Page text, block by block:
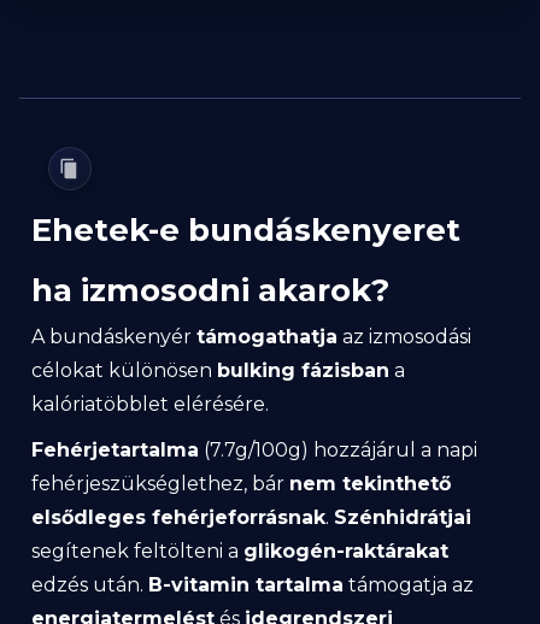
Ehetek-e bundáskenyeret
ha izmosodni akarok?
A bundáskenyér támogathatja az izmosodási
célokat különösen bulking fázisban a
kalóriatöbblet elérésére.
Fehérjetartalma (7.7g/100g) hozzájárul a napi
fehérjeszükséglethez, bár nem tekinthető
elsődleges fehérjeforrásnak. Szénhidrátjai
segítenek feltölteni a glikogén-raktárakat
edzés után. B-vitamin tartalma támogatja az
energiatermelést és idegrendszeri